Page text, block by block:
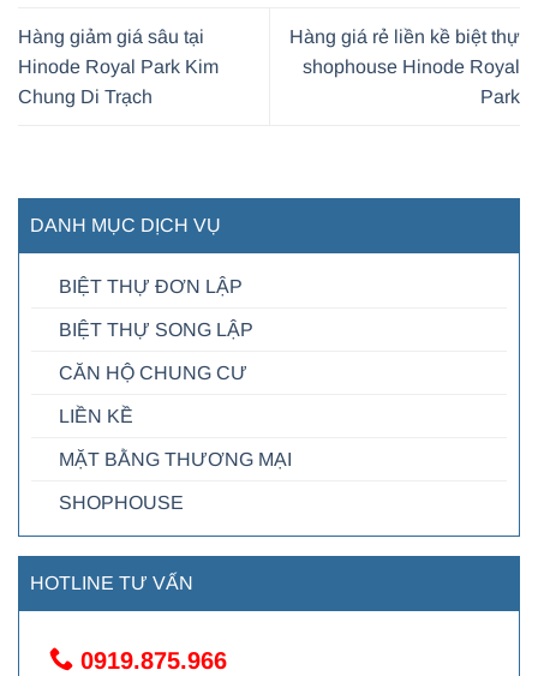
Hàng giảm giá sâu tại
Hinode Royal Park Kim
Chung Di Trạch
Hàng giá rẻ liền kề biệt thự
shophouse Hinode Royal
Park
DANH MỤC DỊCH VỤ
BIỆT THỰ ĐƠN LẬP
BIỆT THỰ SONG LẬP
CĂN HỘ CHUNG CƯ
LIỀN KỀ
MẶT BẰNG THƯƠNG MẠI
SHOPHOUSE
HOTLINE TƯ VẤN
0919.875.966